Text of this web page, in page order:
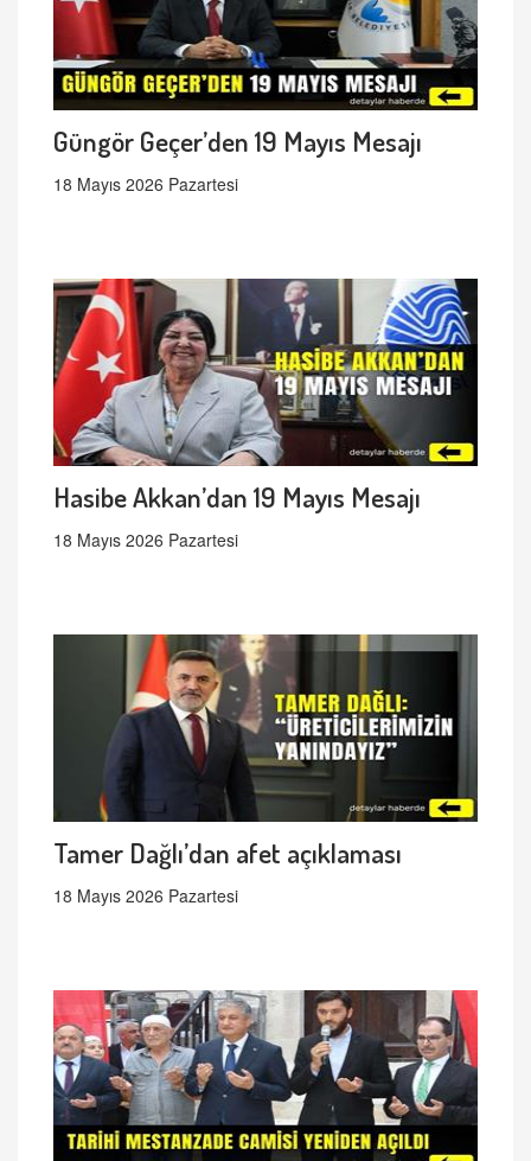
Güngör Geçer’den 19 Mayıs Mesajı
18 Mayıs 2026 Pazartesi
Hasibe Akkan’dan 19 Mayıs Mesajı
18 Mayıs 2026 Pazartesi
Tamer Dağlı’dan afet açıklaması
18 Mayıs 2026 Pazartesi